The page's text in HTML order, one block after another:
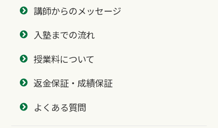
講師からのメッセージ
入塾までの流れ
授業料について
返金保証・成績保証
よくある質問